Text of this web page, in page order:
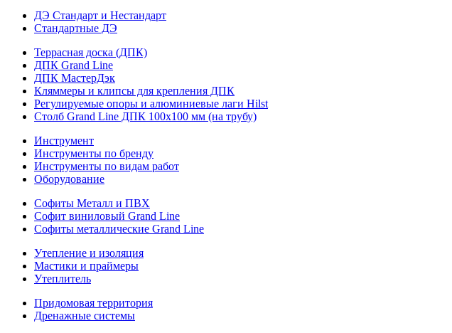
ДЭ Стандарт и Нестандарт
Стандартные ДЭ
Террасная доска (ДПК)
ДПК Grand Line
ДПК МастерДэк
Кляммеры и клипсы для крепления ДПК
Регулируемые опоры и алюминиевые лаги Hilst
Столб Grand Line ДПК 100х100 мм (на трубу)
Инструмент
Инструменты по бренду
Инструменты по видам работ
Оборудование
Софиты Металл и ПВХ
Софит виниловый Grand Line
Софиты металлические Grand Line
Утепление и изоляция
Мастики и праймеры
Утеплитель
Придомовая территория
Дренажные системы